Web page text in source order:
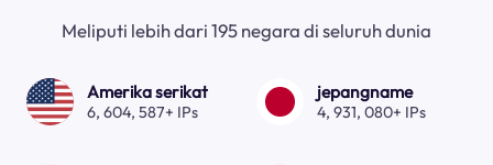
Meliputi lebih dari 195 negara di seluruh dunia
Amerika serikat
6, 604, 587+ IPs
jepangname
4, 931, 080+ IPs